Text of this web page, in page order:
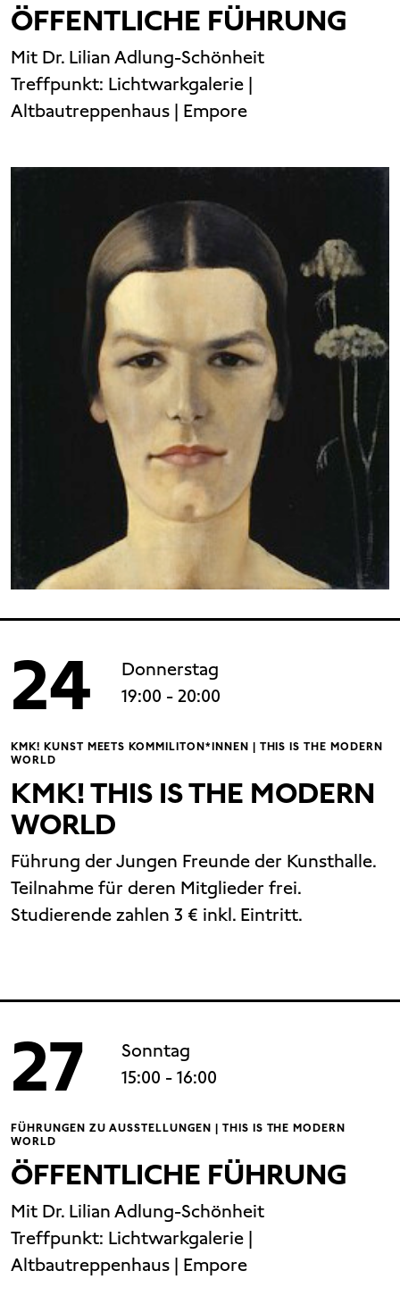
ÖFFENTLICHE FÜHRUNG
Mit Dr. Lilian Adlung-Schönheit
Treffpunkt: Lichtwarkgalerie |
Altbautreppenhaus | Empore
24
Donnerstag
19:00 - 20:00
KMK! KUNST MEETS KOMMILITON*INNEN | THIS IS THE MODERN
WORLD
KMK! THIS IS THE MODERN
WORLD
Führung der Jungen Freunde der Kunsthalle.
Teilnahme für deren Mitglieder frei.
Studierende zahlen 3 € inkl. Eintritt.
27
Sonntag
15:00 - 16:00
FÜHRUNGEN ZU AUSSTELLUNGEN | THIS IS THE MODERN
WORLD
ÖFFENTLICHE FÜHRUNG
Mit Dr. Lilian Adlung-Schönheit
Treffpunkt: Lichtwarkgalerie |
Altbautreppenhaus | Empore